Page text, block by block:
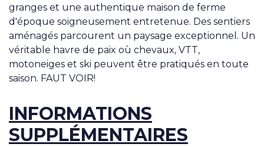
granges et une authentique maison de ferme
d'époque soigneusement entretenue. Des sentiers
aménagés parcourent un paysage exceptionnel. Un
véritable havre de paix où chevaux, VTT,
motoneiges et ski peuvent être pratiqués en toute
saison. FAUT VOIR!
INFORMATIONS
SUPPLÉMENTAIRES